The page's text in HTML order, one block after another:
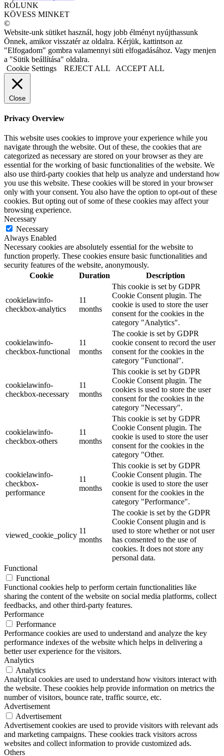
RÓLUNK
KÖVESS MINKET
©
Website-unk sütiket használ, hogy jobb élményt nyújthassunk
Önnek, amikor visszatér az oldalra. Kérjük, kattintson az
"Elfogadom" gombra valamennyi süti elfogadásához. Vagy menjen
a "Sütik beállítása" oldalra.
Cookie Settings
REJECT ALL ACCEPT ALL
Close
Privacy Overview
This website uses cookies to improve your experience while you
navigate through the website. Out of these, the cookies that are
categorized as necessary are stored on your browser as they are
essential for the working of basic functionalities of the website. We
also use third-party cookies that help us analyze and understand how
you use this website. These cookies will be stored in your browser
only with your consent. You also have the option to opt-out of these
cookies. But opting out of some of these cookies may affect your
browsing experience.
Necessary
Necessary
Always Enabled
Necessary cookies are absolutely essential for the website to
function properly. These cookies ensure basic functionalities and
security features of the website, anonymously.
Cookie
Duration Description
cookielawinfo-
checkbox-analytics
11
months
This cookie is set by GDPR
Cookie Consent plugin. The
cookie is used to store the user
consent for the cookies in the
category "Analytics".
cookielawinfo-
checkbox-functional
11
months
The cookie is set by GDPR
cookie consent to record the user
consent for the cookies in the
category "Functional".
cookielawinfo-
checkbox-necessary
11
months
This cookie is set by GDPR
Cookie Consent plugin. The
cookies is used to store the user
consent for the cookies in the
category "Necessary".
cookielawinfo-
checkbox-others
11
months
This cookie is set by GDPR
Cookie Consent plugin. The
cookie is used to store the user
consent for the cookies in the
category "Other.
cookielawinfo-
checkbox-
performance
11
months
This cookie is set by GDPR
Cookie Consent plugin. The
cookie is used to store the user
consent for the cookies in the
category "Performance".
viewed_cookie_policy
11
months
The cookie is set by the GDPR
Cookie Consent plugin and is
used to store whether or not user
has consented to the use of
cookies. It does not store any
personal data.
Functional
Functional
Functional cookies help to perform certain functionalities like
sharing the content of the website on social media platforms, collect
feedbacks, and other third-party features.
Performance
Performance
Performance cookies are used to understand and analyze the key
performance indexes of the website which helps in delivering a
better user experience for the visitors.
Analytics
Analytics
Analytical cookies are used to understand how visitors interact with
the website. These cookies help provide information on metrics the
number of visitors, bounce rate, traffic source, etc.
Advertisement
Advertisement
Advertisement cookies are used to provide visitors with relevant ads
and marketing campaigns. These cookies track visitors across
websites and collect information to provide customized ads.
Others